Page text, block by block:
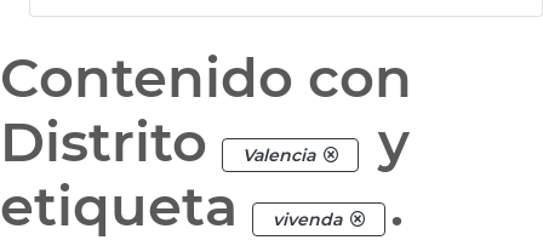
Contenido con
Distrito
Valencia
y
etiqueta
vivenda .